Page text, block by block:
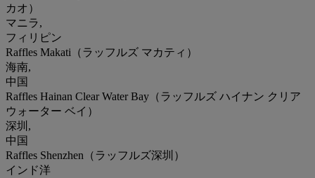
カオ）
マニラ,
フィリピン
Raffles Makati（ラッフルズ マカティ）
海南,
中国
Raffles Hainan Clear Water Bay（ラッフルズ ハイナン クリア
ウォーター ベイ）
深圳,
中国
Raffles Shenzhen（ラッフルズ深圳）
インド洋